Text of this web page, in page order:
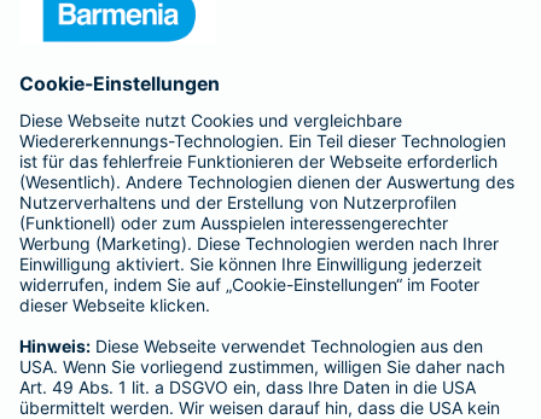
Barmenia ist Teil der BarmeniaGothaer
BELIEBTE SEITEN
Kranken-Zusatzversicherung
Tierversicherungen
Haftpflichtversicherung
Hausratversicherung
Adresse ändern
Schaden melden